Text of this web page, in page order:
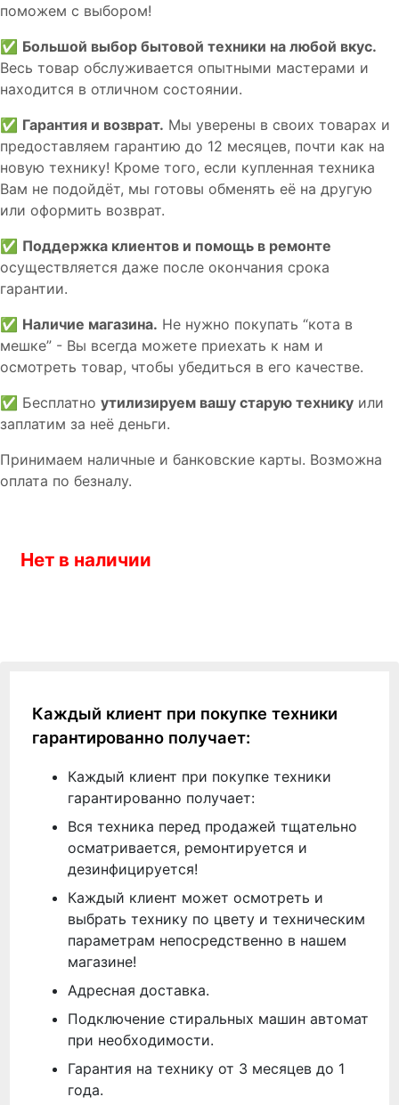
пoможем с выборoм!
✅ Большой выбор бытовой техники на любой вкус.
Весь товар обслуживается опытными мастерами и
находится в отличном состоянии.
✅ Гарантия и возврат. Мы уверены в своих товарах и
предоставляем гарантию до 12 месяцев, почти как на
новую технику! Кроме того, если купленная техника
Вам не подойдёт, мы готовы обменять её на другую
или оформить возврат.
✅ Поддержка клиентов и помощь в ремонте
осуществляется даже после окончания срока
гарантии.
✅ Наличие магазина. Не нужно покупать “кота в
мешке” - Вы всегда можете приехать к нам и
осмотреть товар, чтобы убедиться в его качестве.
✅ Бесплатно утилизируем вашу старую технику или
заплатим за неё деньги.
Принимаем наличные и банковские карты. Возможна
оплата по безналу.
Нет в наличии
Каждый клиент при покупке техники
гарантированно получает:
Каждый клиент при покупке техники
гарантированно получает:
Вся техника перед продажей тщательно
осматривается, ремонтируется и
дезинфицируется!
Каждый клиент может осмотреть и
выбрать технику по цвету и техническим
параметрам непосредственно в нашем
магазине!
Адресная доставка.
Подключение стиральных машин автомат
при необходимости.
Гарантия на технику от 3 месяцев до 1
года.